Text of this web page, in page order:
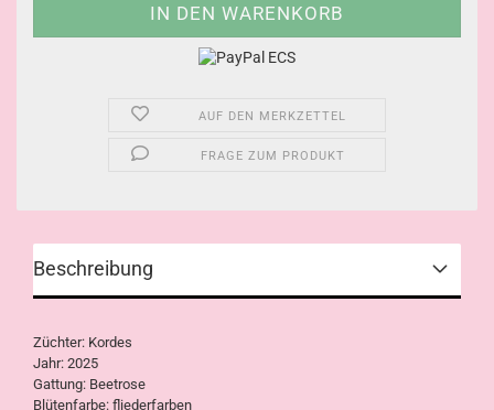
AUF DEN MERKZETTEL
FRAGE ZUM PRODUKT
Beschreibung
Züchter: Kordes
Jahr: 2025
Gattung: Beetrose
Blütenfarbe: fliederfarben